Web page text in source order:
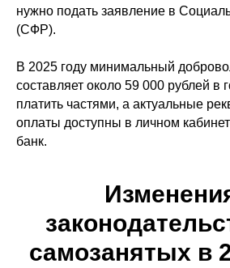
нужно подать заявление в
(СФР).
В 2025 году минимальный
составляет около 59 000 рублей
платить частями, а актуальные
оплаты доступны в личном
банк.
самозанятых в